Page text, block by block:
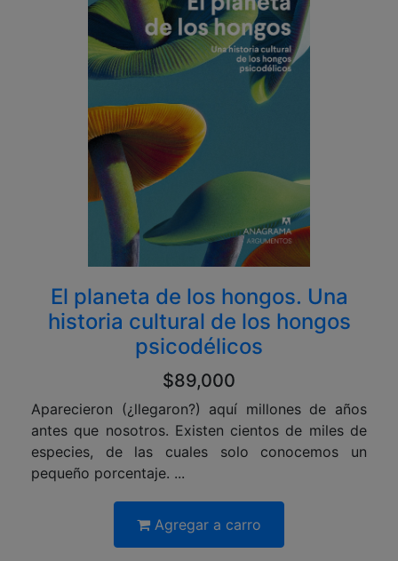
El planeta de los hongos. Una
historia cultural de los hongos
psicodélicos
$89,000
Aparecieron (¿llegaron?) aquí millones de años
antes que nosotros. Existen cientos de miles de
especies, de las cuales solo conocemos un
pequeño porcentaje. ...
Agregar a carro